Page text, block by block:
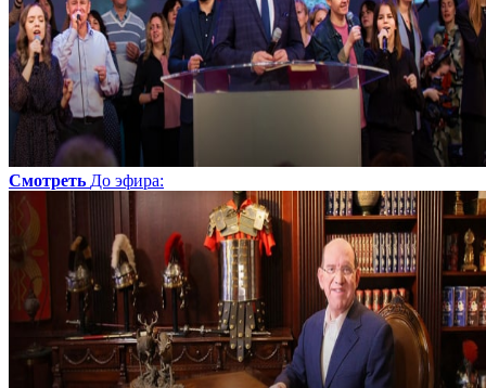
Смотреть До эфира: